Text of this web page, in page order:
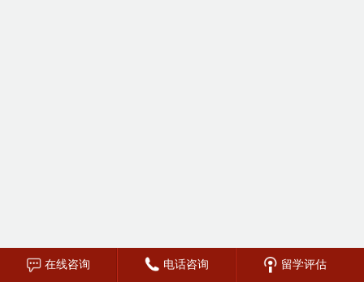
在线咨询 电话咨询 留学评估